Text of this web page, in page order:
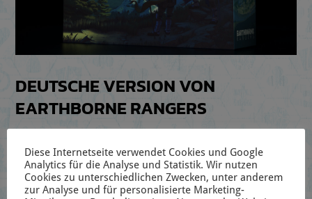
DEUTSCHE VERSION VON
EARTHBORNE RANGERS
Berlin, den 15. Juli 2021 – Frosted Games schickt
euch in die Wildnis einer fernen Zukunft. Im
Diese Internetseite verwendet Cookies und Google
Analytics für die Analyse und Statistik. Wir nutzen
Cookies zu unterschiedlichen Zwecken, unter anderem
zur Analyse und für personalisierte Marketing-